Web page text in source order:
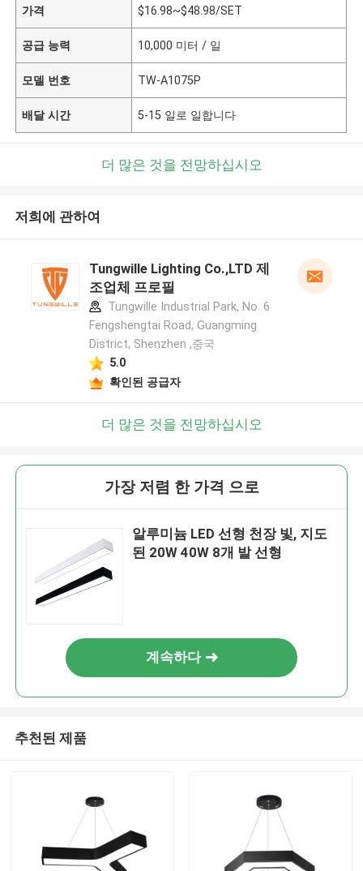
가격 $16.98~$48.98/SET
공급 능력 10,000 미터 / 일
모델 번호 TW-A1075P
배달 시간 5-15 일로 일합니다
더 많은 것을 전망하십시오
저희에 관하여
Tungwille Lighting Co.,LTD 제
조업체 프로필
Tungwille Industrial Park, No. 6
Fengshengtai Road, Guangming
District, Shenzhen ,중국
5.0
확인된 공급자
더 많은 것을 전망하십시오
가장 저렴 한 가격 으로
알루미늄 LED 선형 천장 빛, 지도
된 20W 40W 8개 발 선형
계속하다
추천된 제품